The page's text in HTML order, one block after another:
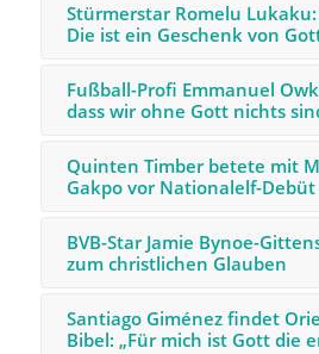
Stürmerstar Romelu
Die ist ein Geschenk von
Fußball-Profi Emmanuel
dass wir ohne Gott nichts
Quinten Timber betete mit
Gakpo vor Nationalelf-Debüt
BVB-Star Jamie Bynoe-
zum christlichen Glauben
Santiago Giménez findet
Bibel: „Für mich ist Gott die